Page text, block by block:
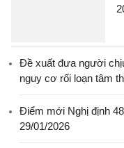
Đề xuất đưa người
nguy cơ rối loạn tâm
Điểm mới Nghị định
29/01/2026